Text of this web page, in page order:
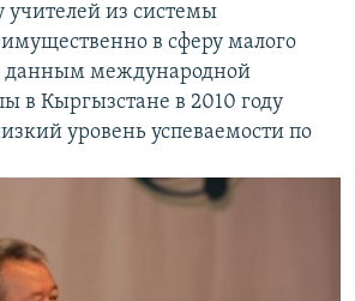
учителей из системы
в сферу малого
данным международной
в Кыргызстане в 2010 году
уровень успеваемости по